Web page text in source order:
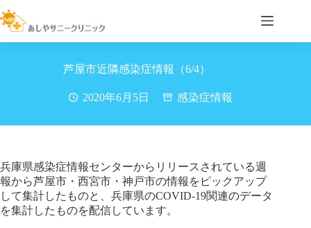
ン
テ
芦屋市近隣感染症情報（6/4）
2020年6月5日 感染症情報
兵庫県感染症情報センターからリリースされている週
報から芦屋市・西宮市・神戸市の情報をピックアップ
して集計したものと、兵庫県のCOVID-19関連のデータ
を集計したものを配信しています。